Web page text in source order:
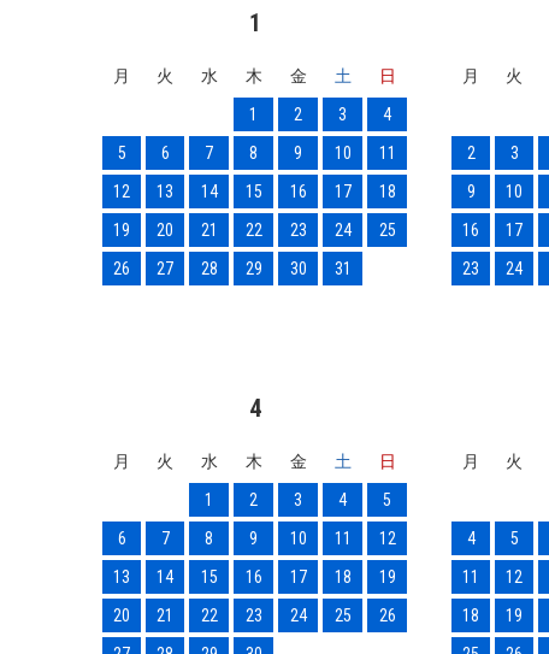
1
月 火 水 木 金 土
日
1
2 3
4
5
6 7 8 9 10
11
12
13 14 15 16 17
18
19
20 21 22 23 24
25
26
27 28 29 30 31
月 火
2
3
9
10
16
17
23
24
4
月 火 水 木 金 土
日
1
2 3 4
5
6
7 8 9 10 11
12
13
14 15 16 17 18
19
20
21 22 23 24 25
26
月 火
4
5
11
12
18
19